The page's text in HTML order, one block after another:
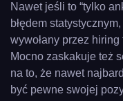
Nawet jeśli to “tylko
błędem
wywołany przez
Mocno zaskakuje też
na to, że nawet
być pewne swojej